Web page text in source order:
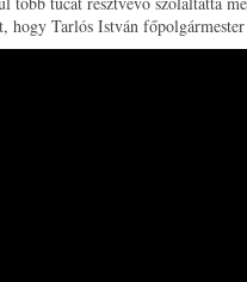
hogy Tarlós István